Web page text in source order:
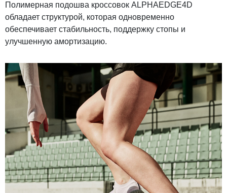
Полимерная подошва кроссовок ALPHAEDGE4D
обладает структурой, которая одновременно
обеспечивает стабильность, поддержку стопы и
улучшенную амортизацию.